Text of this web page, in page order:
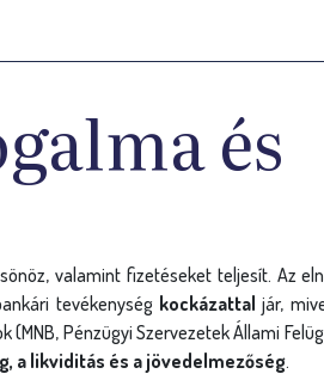
és
valamint fizetéseket teljesít. Az
tevékenység kockázattal jár,
Pénzügyi Szervezetek Állami
a likviditás és a jövedelmezőség.